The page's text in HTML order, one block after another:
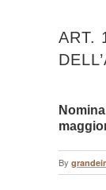
ART.
By